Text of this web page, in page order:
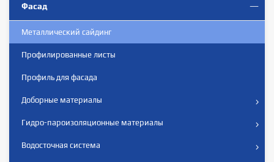
Фасад
Металлический сайдинг
Профилированныe листы
Профиль для фасада
Доборные материалы
Гидро-пароизоляционные материалы
Водосточная система